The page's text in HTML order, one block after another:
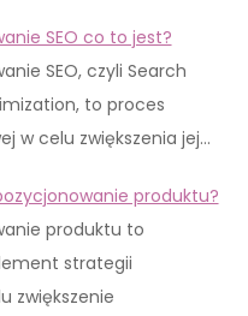
SEO co to jest?
SEO, czyli Search
to proces
w celu zwiększenia jej…
produktu?
produktu to
strategii
zwiększenie